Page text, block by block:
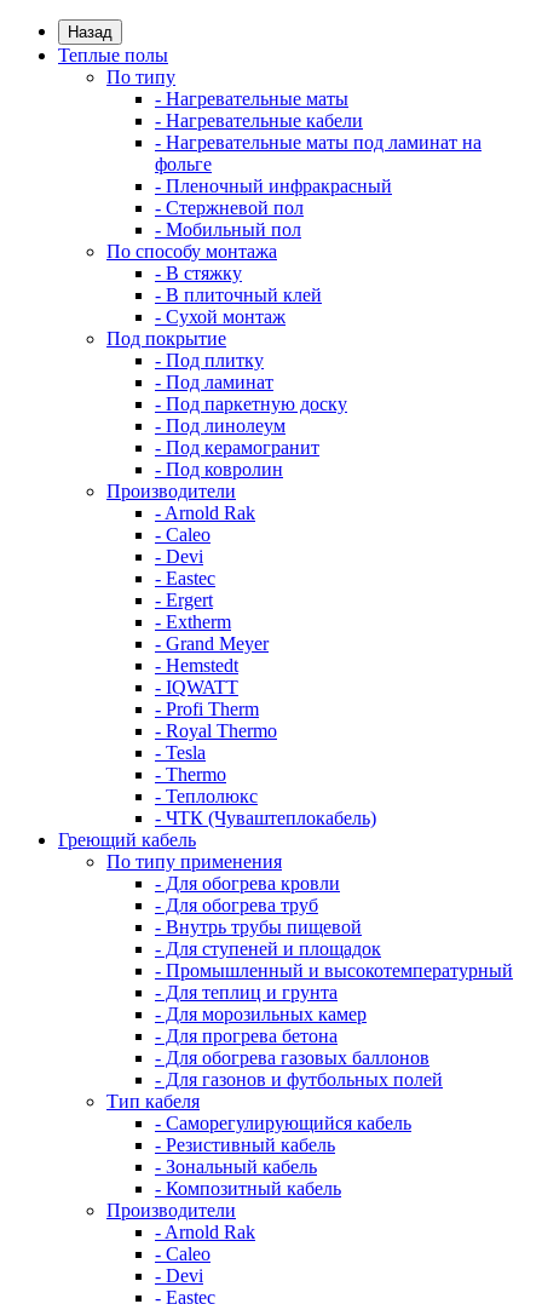
Назад
Теплые полы
По типу
- Нагревательные маты
- Нагревательные кабели
- Нагревательные маты под ламинат на
фольге
- Пленочный инфракрасный
- Стержневой пол
- Мобильный пол
По способу монтажа
- В стяжку
- В плиточный клей
- Сухой монтаж
Под покрытие
- Под плитку
- Под ламинат
- Под паркетную доску
- Под линолеум
- Под керамогранит
- Под ковролин
Производители
- Arnold Rak
- Caleo
- Devi
- Eastec
- Ergert
- Extherm
- Grand Meyer
- Hemstedt
- IQWATT
- Profi Therm
- Royal Thermo
- Tesla
- Thermo
- Теплолюкс
- ЧТК (Чуваштеплокабель)
Греющий кабель
По типу применения
- Для обогрева кровли
- Для обогрева труб
- Внутрь трубы пищевой
- Для ступеней и площадок
- Промышленный и высокотемпературный
- Для теплиц и грунта
- Для морозильных камер
- Для прогрева бетона
- Для обогрева газовых баллонов
- Для газонов и футбольных полей
Тип кабеля
- Саморегулирующийся кабель
- Резистивный кабель
- Зональный кабель
- Композитный кабель
Производители
- Arnold Rak
- Caleo
- Devi
- Eastec